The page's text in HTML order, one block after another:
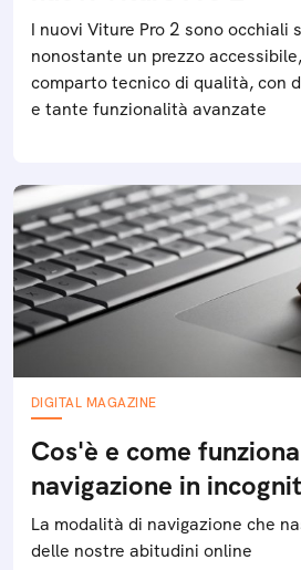
I nuovi Viture Pro 2 sono occhiali
nonostante un prezzo
comparto tecnico di qualità, con
e tante funzionalità avanzate
DIGITAL MAGAZINE
Cos'è e come
navigazione in
La modalità di navigazione che
delle nostre abitudini online